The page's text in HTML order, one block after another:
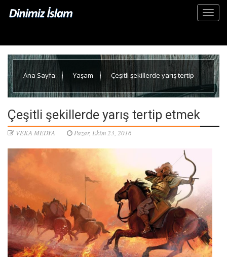
Ana Sayfa Yaşam Çeşitli şekillerde yarış tertip
Çeşitli şekillerde yarış tertip etmek
VEKA MEDYA Pazar, Ekim 23, 2016